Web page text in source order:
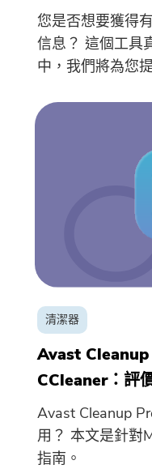
您是否想要獲得
信息？ 這個工具
中，我們將為您
清潔器
Avast
CCleaner：評
Avast Cleanup
用？ 本文是針對
指南。